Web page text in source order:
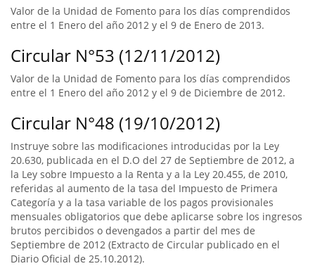
Valor de la Unidad de Fomento para los días comprendidos
entre el 1 Enero del año 2012 y el 9 de Enero de 2013.
Circular N°53 (12/11/2012)
Valor de la Unidad de Fomento para los días comprendidos
entre el 1 Enero del año 2012 y el 9 de Diciembre de 2012.
Circular N°48 (19/10/2012)
Instruye sobre las modificaciones introducidas por la Ley
20.630, publicada en el D.O del 27 de Septiembre de 2012, a
la Ley sobre Impuesto a la Renta y a la Ley 20.455, de 2010,
referidas al aumento de la tasa del Impuesto de Primera
Categoría y a la tasa variable de los pagos provisionales
mensuales obligatorios que debe aplicarse sobre los ingresos
brutos percibidos o devengados a partir del mes de
Septiembre de 2012 (Extracto de Circular publicado en el
Diario Oficial de 25.10.2012).